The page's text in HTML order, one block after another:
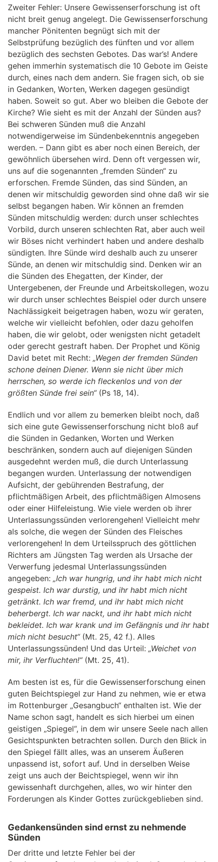
Zweiter Fehler: Unsere Gewissenserforschung ist oft
nicht breit genug angelegt. Die Gewissenserforschung
mancher Pönitenten begnügt sich mit der
Selbstprüfung bezüglich des fünften und vor allem
bezüglich des sechsten Gebotes. Das war’s! Andere
gehen immerhin systematisch die 10 Gebote im Geiste
durch, eines nach dem andern. Sie fragen sich, ob sie
in Gedanken, Worten, Werken dagegen gesündigt
haben. Soweit so gut. Aber wo bleiben die Gebote der
Kirche? Wie sieht es mit der Anzahl der Sünden aus?
Bei schweren Sünden muß die Anzahl
notwendigerweise im Sündenbekenntnis angegeben
werden. – Dann gibt es aber noch einen Bereich, der
gewöhnlich übersehen wird. Denn oft vergessen wir,
uns auf die sogenannten „fremden Sünden“ zu
erforschen. Fremde Sünden, das sind Sünden, an
denen wir mitschuldig geworden sind ohne daß wir sie
selbst begangen haben. Wir können an fremden
Sünden mitschuldig werden: durch unser schlechtes
Vorbild, durch unseren schlechten Rat, aber auch weil
wir Böses nicht verhindert haben und andere deshalb
sündigten. Ihre Sünde wird deshalb auch zu unserer
Sünde, an denen wir mitschuldig sind. Denken wir an
die Sünden des Ehegatten, der Kinder, der
Untergebenen, der Freunde und Arbeitskollegen, wozu
wir durch unser schlechtes Beispiel oder durch unsere
Nachlässigkeit beigetragen haben, wozu wir geraten,
welche wir vielleicht befohlen, oder dazu geholfen
haben, die wir gelobt, oder wenigsten nicht getadelt
oder gerecht gestraft haben. Der Prophet und König
David betet mit Recht: „Wegen der fremden Sünden
schone deinen Diener. Wenn sie nicht über mich
herrschen, so werde ich fleckenlos und von der
größten Sünde frei sein“(Ps 18, 14).
Endlich und vor allem zu bemerken bleibt noch, daß
sich eine gute Gewissenserforschung nicht bloß auf
die Sünden in Gedanken, Worten und Werken
beschränken, sondern auch auf diejenigen Sünden
ausgedehnt werden muß, die durch Unterlassung
begangen wurden. Unterlassung der notwendigen
Aufsicht, der gebührenden Bestrafung, der
pflichtmäßigen Arbeit, des pflichtmäßigen Almosens
oder einer Hilfeleistung. Wie viele werden ob ihrer
Unterlassungssünden verlorengehen! Vielleicht mehr
als solche, die wegen der Sünden des Fleisches
verlorengehen! In dem Urteilsspruch des göttlichen
Richters am Jüngsten Tag werden als Ursache der
Verwerfung jedesmal Unterlassungssünden
angegeben: „Ich war hungrig, und ihr habt mich nicht
gespeist. Ich war durstig, und ihr habt mich nicht
getränkt. Ich war fremd, und ihr habt mich nicht
beherbergt. Ich war nackt, und ihr habt mich nicht
bekleidet. Ich war krank und im Gefängnis und ihr habt
mich nicht besucht“(Mt. 25, 42 f.). Alles
Unterlassungssünden! Und das Urteil: „Weichet von
mir, ihr Verfluchten!“(Mt. 25, 41).
Am besten ist es, für die Gewissenserforschung einen
guten Beichtspiegel zur Hand zu nehmen, wie er etwa
im Rottenburger „Gesangbuch“ enthalten ist. Wie der
Name schon sagt, handelt es sich hierbei um einen
geistigen „Spiegel“, in dem wir unsere Seele nach allen
Gesichtspunkten betrachten sollen. Durch den Blick in
den Spiegel fällt alles, was an unserem Äußeren
unpassend ist, sofort auf. Und in derselben Weise
zeigt uns auch der Beichtspiegel, wenn wir ihn
gewissenhaft durchgehen, alles, wo wir hinter den
Forderungen als Kinder Gottes zurückgeblieben sind.
Gedankensünden sind ernst zu nehmende
Sünden
Der dritte und letzte Fehler bei der